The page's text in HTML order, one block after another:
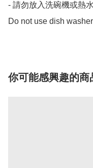
- 請勿放入洗碗機或熱
你可能感興趣的商